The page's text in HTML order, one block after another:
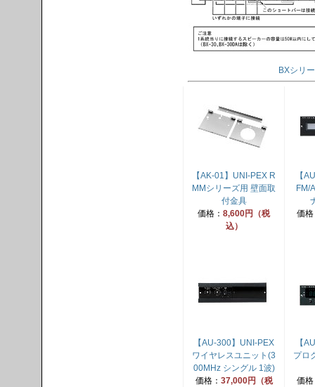
BXシリ
【AK-01】UNI-PEX R
MMシリーズ用 壁面取
付金具
価格： 8,600円（税
込）
【
FM/
価
【AU-300】UNI-PEX
ワイヤレスユニット(3
00MHz シングル 1波)
価格： 37,000円（税
【
プロ
価